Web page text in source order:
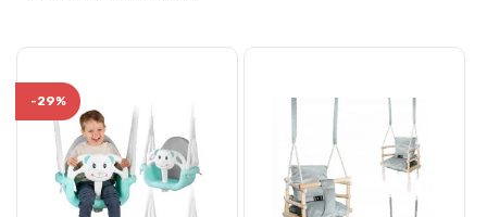
-29%